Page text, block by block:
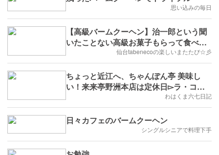
思い込みの毎日
【高級バームクーヘン】治一郎という聞
いたことない高級お菓子もらって食べた
仙台tabenecoの楽しいまたたび☆彡
ちょっと近江へ、ちゃんぽん亭 美味し
い！来来亭野洲本店は定休日▻ラ・コリ
わはくま六七日記
日々カフェのバームクーヘン
シングルシニアで料理下手